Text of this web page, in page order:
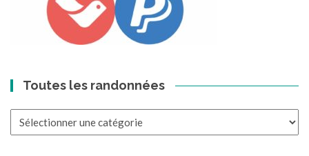
Toutes les randonnées